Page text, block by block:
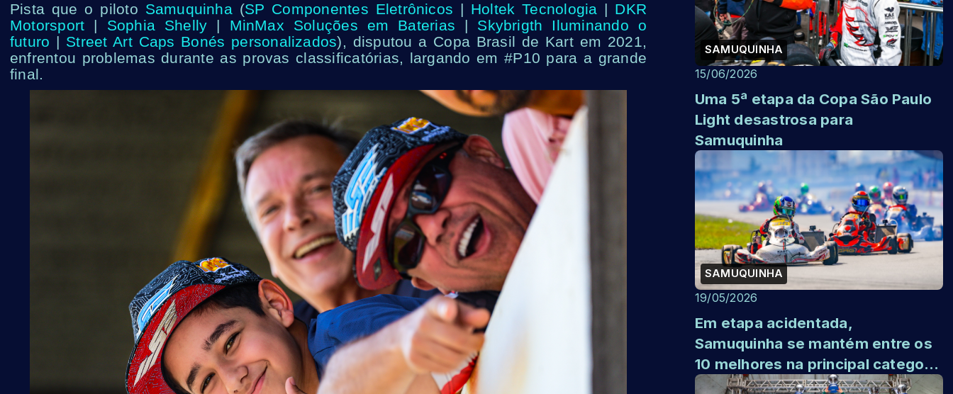
Pista que o piloto Samuquinha(SP Componentes Eletrônicos | Holtek Tecnologia | DKR
Motorsport | Sophia Shelly | MinMax Soluções em Baterias | Skybrigth Iluminando o
futuro | Street Art Caps Bonés personalizados), disputou a Copa Brasil de Kart em 2021,
enfrentou problemas durante as provas classificatórias, largando em #P10 para a grande
final.
SAMUQUINHA
15/06/2026
Uma 5ª etapa da Copa São Paulo
Light desastrosa para
Samuquinha
SAMUQUINHA
19/05/2026
Em etapa acidentada,
Samuquinha se mantém entre os
10 melhores na principal categoria
do kartismo nacional pela Copa ...